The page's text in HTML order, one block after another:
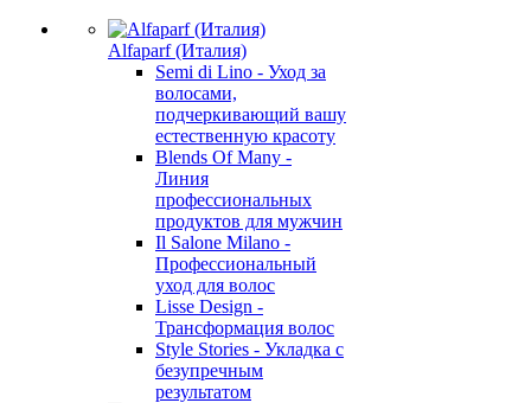
Alfaparf (Италия)
Semi di Lino - Уход за
волосами,
подчеркивающий вашу
естественную красоту
Blends Of Many -
Линия
профессиональных
продуктов для мужчин
Il Salone Milano -
Профессиональный
уход для волос
Lisse Design -
Трансформация волос
Style Stories - Укладка с
безупречным
результатом